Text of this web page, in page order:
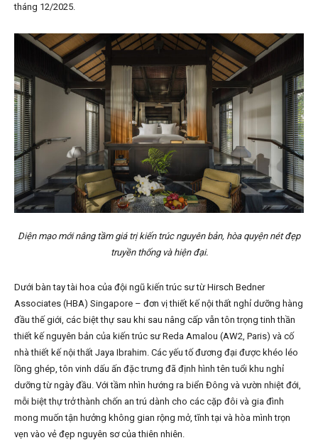
tháng 12/2025.
Diện mạo mới nâng tầm giá trị kiến trúc nguyên bản, hòa quyện nét đẹp
truyền thống và hiện đại.
Dưới bàn tay tài hoa của đội ngũ kiến trúc sư từ Hirsch Bedner
Associates (HBA) Singapore – đơn vị thiết kế nội thất nghỉ dưỡng hàng
đầu thế giới, các biệt thự sau khi sau nâng cấp vẫn tôn trọng tinh thần
thiết kế nguyên bản của kiến trúc sư Reda Amalou (AW2, Paris) và cố
nhà thiết kế nội thất Jaya Ibrahim. Các yếu tố đương đại được khéo léo
lồng ghép, tôn vinh dấu ấn đặc trưng đã định hình tên tuổi khu nghỉ
dưỡng từ ngày đầu. Với tầm nhìn hướng ra biển Đông và vườn nhiệt đới,
mỗi biệt thự trở thành chốn an trú dành cho các cặp đôi và gia đình
mong muốn tận hưởng không gian rộng mở, tĩnh tại và hòa mình trọn
vẹn vào vẻ đẹp nguyên sơ của thiên nhiên.